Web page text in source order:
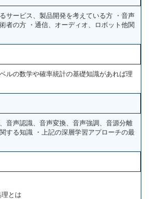
サービス、製品開発を考えている方 ・音声
者の方 ・通信、オーディオ、ロボット他関
ルの数学や確率統計の基礎知識があれば理
音声認識、音声変換、音声強調、音源分離
する知識 ・上記の深層学習アプローチの最
とは